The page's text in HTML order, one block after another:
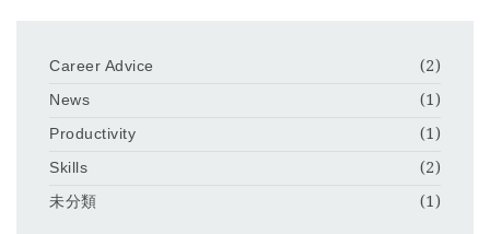
Career Advice
(2)
News
(1)
Productivity
(1)
Skills
(2)
未分類
(1)